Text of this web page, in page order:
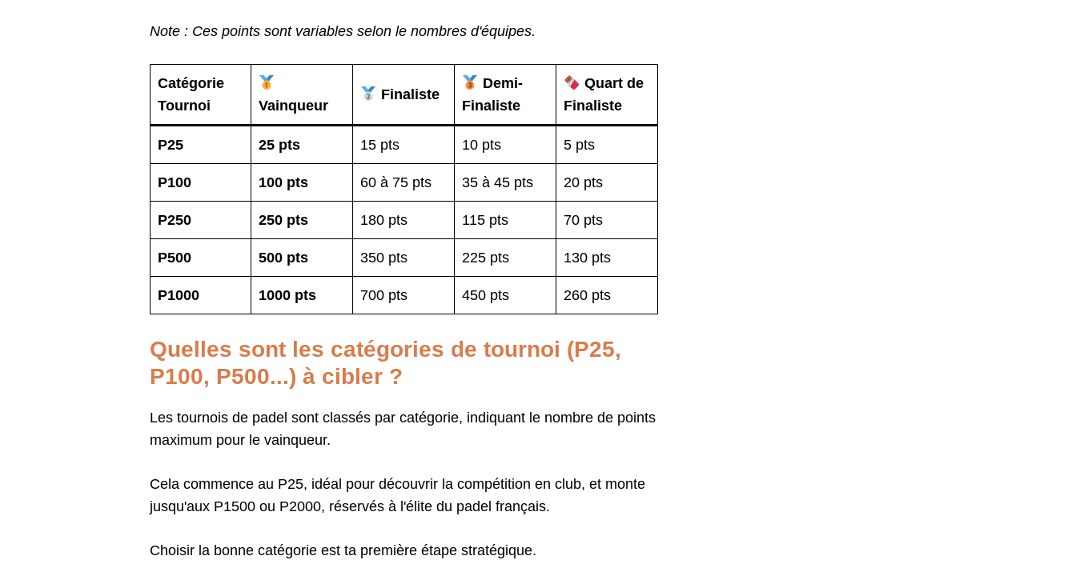
Note : Ces points sont variables selon le nombres d'équipes.
Catégorie
Tournoi
Vainqueur
Finaliste
Demi-
Finaliste
Quart de
Finaliste
P25 25 pts 15 pts 10 pts 5 pts
P100 100 pts 60 à 75 pts 35 à 45 pts 20 pts
P250 250 pts 180 pts 115 pts 70 pts
P500 500 pts 350 pts 225 pts 130 pts
P1000 1000 pts 700 pts 450 pts 260 pts
Quelles sont les catégories de tournoi (P25,
P100, P500...) à cibler ?
Les tournois de padel sont classés par catégorie, indiquant le nombre de points
maximum pour le vainqueur.
Cela commence au P25, idéal pour découvrir la compétition en club, et monte
jusqu'aux P1500 ou P2000, réservés à l'élite du padel français.
Choisir la bonne catégorie est ta première étape stratégique.